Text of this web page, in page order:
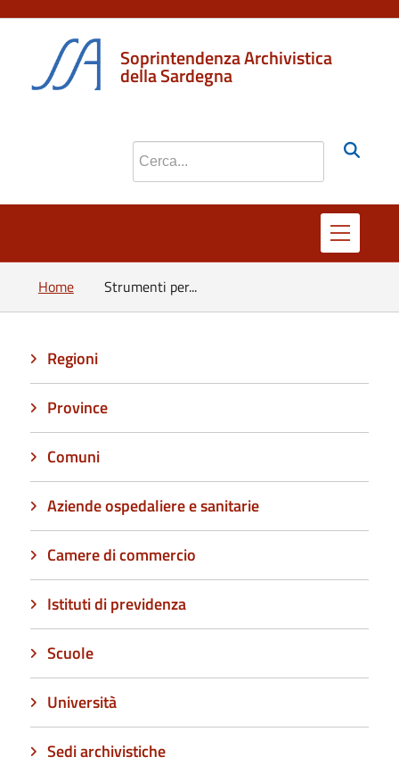
Soprintendenza Archivistica
della Sardegna
Cerca nel sito
Home Strumenti per...
Regioni
Province
Comuni
Aziende ospedaliere e sanitarie
Camere di commercio
Istituti di previdenza
Scuole
Università
Sedi archivistiche